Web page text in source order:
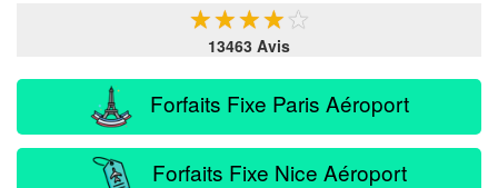
★★★★ ★
13463 Avis
Forfaits Fixe Paris Aéroport
Forfaits Fixe Nice Aéroport